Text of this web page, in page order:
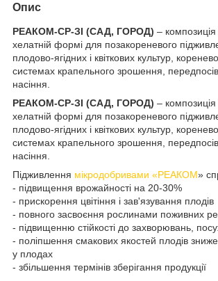
Опис
РЕАКОМ-СР-ЗІ (САД, ГОРОД) –
хелатній формі для позакореневого
плодово-ягідних і квіткових культур,
системах крапельного зрошення,
насіння.
РЕАКОМ-СР-ЗІ (САД, ГОРОД) –
хелатній формі для позакореневого
плодово-ягідних і квіткових культур,
системах крапельного зрошення,
насіння.
Підживлення мікродобривами «РЕАКОМ»
- підвищення врожайності на 20-30%
- прискорення цвітіння і зав'язування плодів
- повного засвоєння рослинами поживних
- підвищенню стійкості до захворювань,
- поліпшення смакових якостей плодів
у плодах
- збільшення термінів зберігання продукції